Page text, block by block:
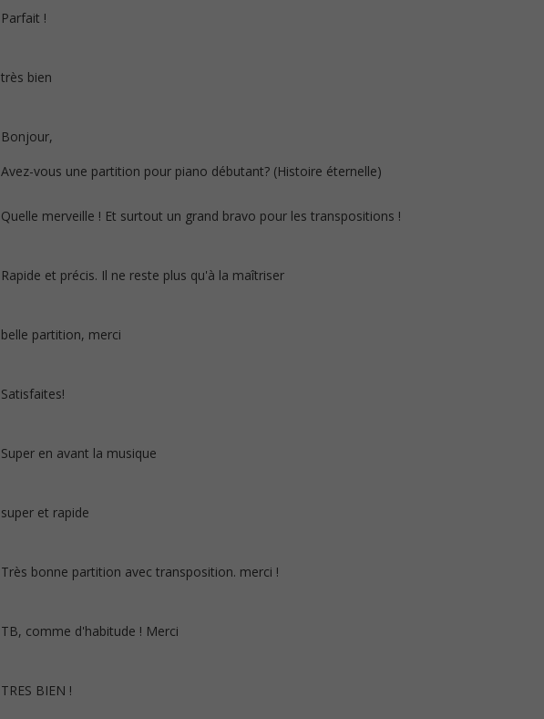
Parfait !
très bien
Bonjour,
Avez-vous une partition pour piano débutant? (Histoire éternelle)
Quelle merveille ! Et surtout un grand bravo pour les transpositions !
Rapide et précis. Il ne reste plus qu'à la maîtriser
belle partition, merci
Satisfaites!
Super en avant la musique
super et rapide
Très bonne partition avec transposition. merci !
TB, comme d'habitude ! Merci
TRES BIEN !